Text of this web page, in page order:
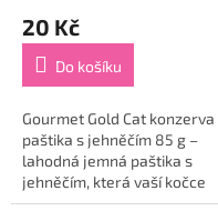
20 Kč
Do košíku
Gourmet Gold Cat konzerva
paštika s jehněčím 85 g –
lahodná jemná paštika s
jehněčím, která vaší kočce
poskytne prvotřídní chuťový